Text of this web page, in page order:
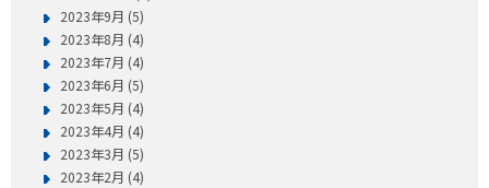
2023年9月 (5)
2023年8月 (4)
2023年7月 (4)
2023年6月 (5)
2023年5月 (4)
2023年4月 (4)
2023年3月 (5)
2023年2月 (4)